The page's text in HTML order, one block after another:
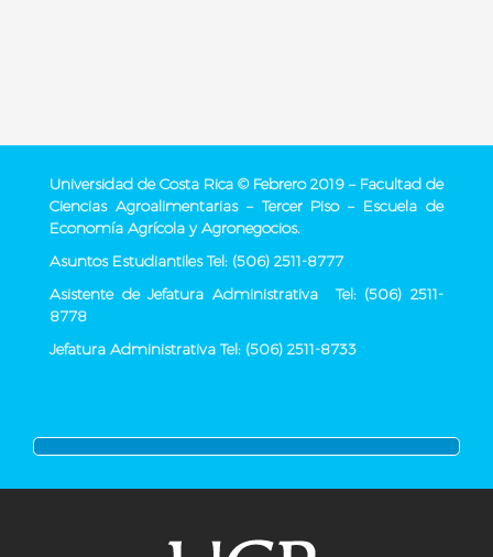
Universidad de Costa Rica © Febrero 2019 – Facultad de
Ciencias Agroalimentarias – Tercer Piso – Escuela de
Economía Agrícola y Agronegocios.
Asuntos Estudiantiles Tel: (506) 2511-8777
Asistente de Jefatura Administrativa Tel: (506) 2511-
8778
Jefatura Administrativa Tel: (506) 2511-8733